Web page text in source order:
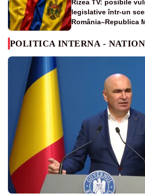
Rizea TV: posibile
legislative într-un
România–Republica
POLITICA INTERNA -